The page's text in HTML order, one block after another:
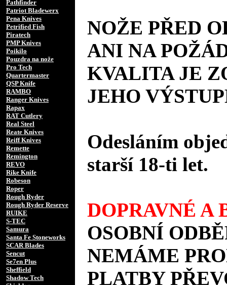
Pathfinder
Patriot Bladewerx
Pena Knives
Petrified Fish
Piratech
PMP Knives
Poikilo
Pouzdra na nože
Pro Tech
Quartermaster
QSP Knife
RAMBO
Ranger Knives
Rapax
RAT Cutlery
Real Steel
Reate Knives
Reiff Knives
Remette
Remington
REVO
Rike Knife
Robeson
Roper
Rough Ryder
Rough Ryder Reserve
RUIKE
S-TEC
Samura
Santa Fe Stoneworks
SCAR Blades
Sencut
Se7en Plus
Sheffield
Shadow Tech
NOŽE PŘED
ANI NA
KVALITA JE
JEHO
Odesláním
starší 18-ti let.
DOPRAVNÉ A
OSOBNÍ
NEMÁME
PLATBY